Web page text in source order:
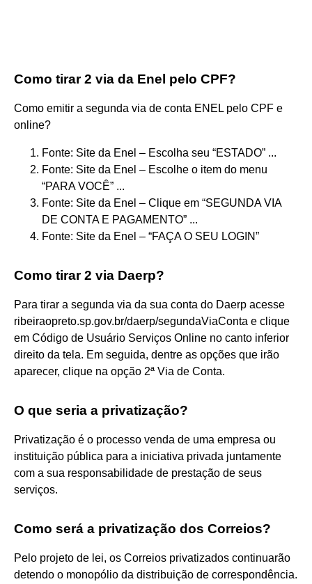
Como tirar 2 via da Enel pelo CPF?
Como emitir a segunda via de conta ENEL pelo CPF e
online?
Fonte: Site da Enel – Escolha seu “ESTADO” ...
Fonte: Site da Enel – Escolhe o item do menu
“PARA VOCÊ” ...
Fonte: Site da Enel – Clique em “SEGUNDA VIA
DE CONTA E PAGAMENTO” ...
Fonte: Site da Enel – “FAÇA O SEU LOGIN”
Como tirar 2 via Daerp?
Para tirar a segunda via da sua conta do Daerp acesse
ribeiraopreto.sp.gov.br/daerp/segundaViaConta e clique
em Código de Usuário Serviços Online no canto inferior
direito da tela. Em seguida, dentre as opções que irão
aparecer, clique na opção 2ª Via de Conta.
O que seria a privatização?
Privatização é o processo venda de uma empresa ou
instituição pública para a iniciativa privada juntamente
com a sua responsabilidade de prestação de seus
serviços.
Como será a privatização dos Correios?
Pelo projeto de lei, os Correios privatizados continuarão
detendo o monopólio da distribuição de correspondência.